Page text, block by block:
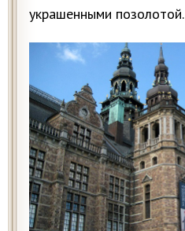
украшенными позолотой.